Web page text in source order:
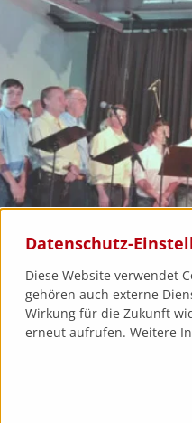
Datenschutz-
Diese Website verwendet
gehören auch externe
Wirkung für die Zukunft
erneut aufrufen. Weitere